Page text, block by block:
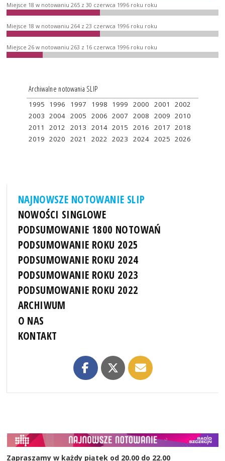
Miejsce 18 w notowaniu 265 z 30 czerwca 1996 roku roku
Miejsce 18 w notowaniu 264 z 23 czerwca 1996 roku roku
Miejsce 26 w notowaniu 263 z 16 czerwca 1996 roku roku
Archiwalne notowania SLIP
1995 1996 1997 1998 1999 2000 2001
2002
2003 2004 2005 2006 2007 2008 2009 2010
2011
2012 2013 2014 2015 2016 2017 2018
2019 2020 2021 2022 2023 2024 2025 2026
NAJNOWSZE NOTOWANIE SLIP
NOWOŚCI SINGLOWE
PODSUMOWANIE 1800 NOTOWAŃ
PODSUMOWANIE ROKU 2025
PODSUMOWANIE ROKU 2024
PODSUMOWANIE ROKU 2023
PODSUMOWANIE ROKU 2022
ARCHIWUM
O NAS
KONTAKT
Zapraszamy w każdy piątek od 20.00 do 22.00